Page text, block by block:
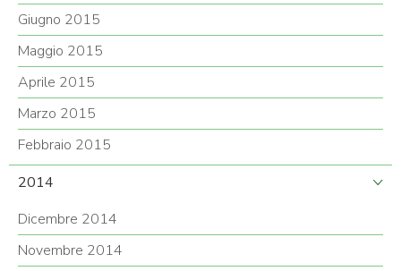
Giugno 2015
Maggio 2015
Aprile 2015
Marzo 2015
Febbraio 2015
2014
Dicembre 2014
Novembre 2014